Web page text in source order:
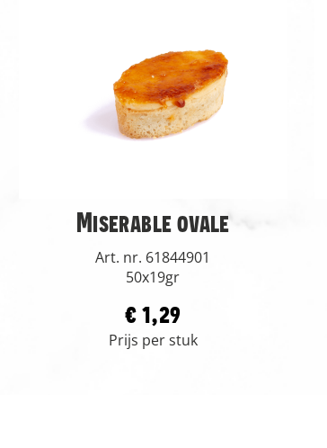
Miserable ovale
Art. nr. 61844901
50x19gr
€ 1,29
Prijs per stuk